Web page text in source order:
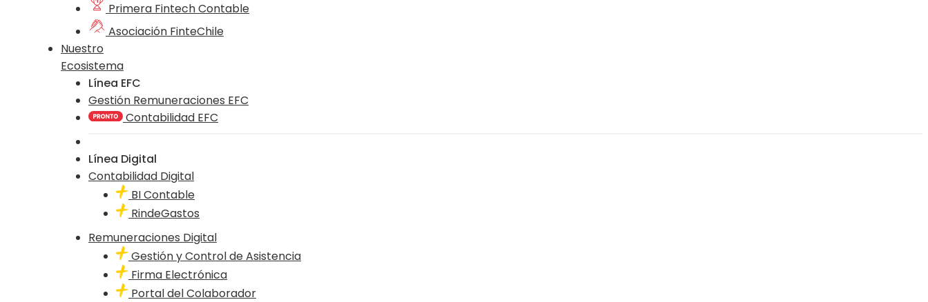
Primera Fintech Contable
Asociación FinteChile
Nuestro
Ecosistema
Línea EFC
Gestión Remuneraciones EFC
Contabilidad EFC
Línea Digital
Contabilidad Digital
BI Contable
RindeGastos
Remuneraciones Digital
Gestión y Control de Asistencia
Firma Electrónica
Portal del Colaborador